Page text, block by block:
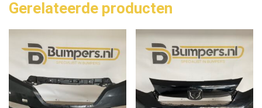
Gerelateerde producten